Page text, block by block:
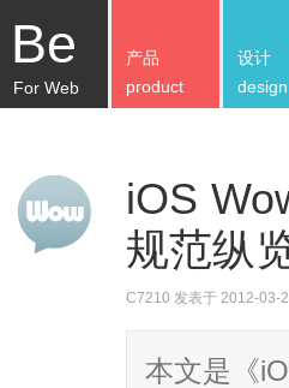
Be
For Web
产品
product
设计
design
iOS
规范纵
C7210 发表于 2012-03-
本文是《